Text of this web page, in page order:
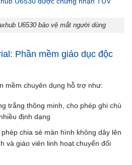
U6530 bảo vệ mắt người dùng
Phần mềm giáo dục độc
mềm chuyên dụng hỗ trợ như:
trắng thông minh, cho phép ghi chú
định dạng
phép chia sẻ màn hình không dây lên
và giáo viên linh hoạt chuyển đổi